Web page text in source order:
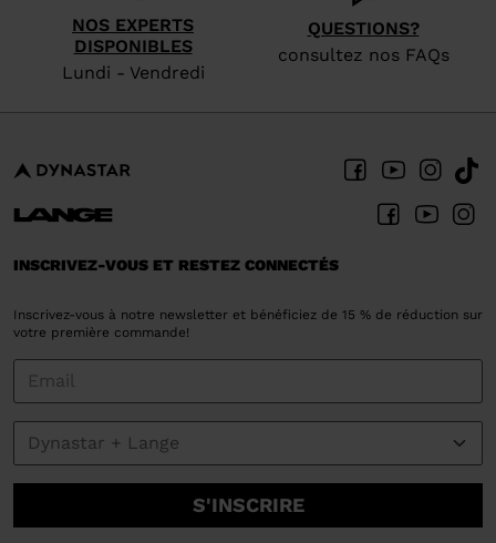
NOS EXPERTS
DISPONIBLES
Lundi - Vendredi
QUESTIONS?
consultez nos FAQs
INSCRIVEZ-VOUS ET RESTEZ CONNECTÉS
Inscrivez-vous à notre newsletter et bénéficiez de 15 % de réduction sur
votre première commande!
S'INSCRIRE